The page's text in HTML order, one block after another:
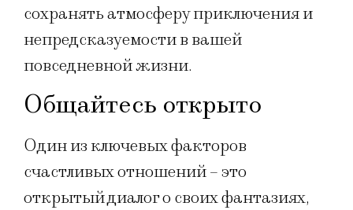
сохранять атмосферу приключения и
непредсказуемости в вашей
повседневной жизни.
Общайтесь открыто
Один из ключевых факторов
счастливых отношений – это
открытый диалог о своих фантазиях,